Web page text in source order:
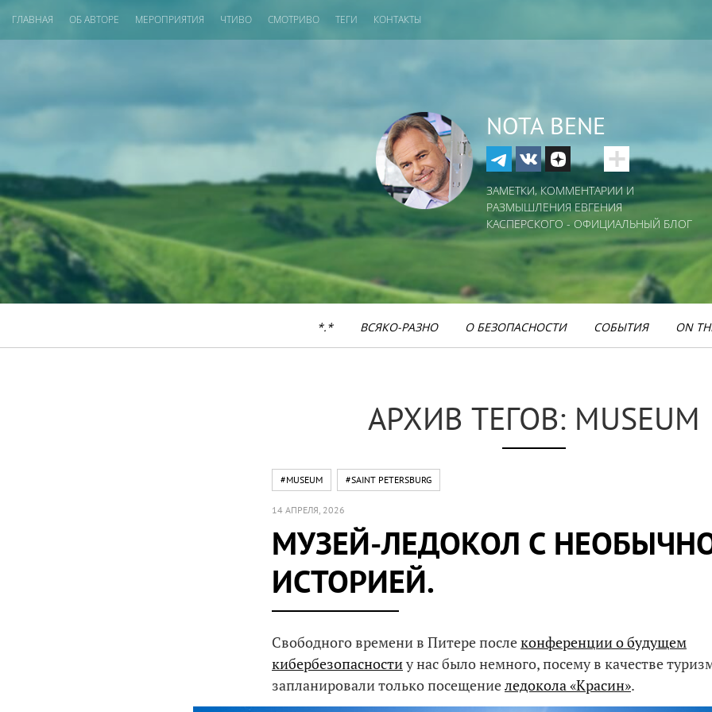
ГЛАВНАЯ ОБ АВТОРЕ МЕРОПРИЯТИЯ ЧТИВО СМОТРИВО ТЕГИ КОНТАКТЫ
NOTA BENE
ЗАМЕТКИ, КОММЕНТАРИИ И
РАЗМЫШЛЕНИЯ ЕВГЕНИЯ
КАСПЕРСКОГО - ОФИЦИАЛЬНЫЙ БЛОГ
*.* ВСЯКО-РАЗНО О БЕЗОПАСНОСТИ СОБЫТИЯ ON
АРХИВ ТЕГОВ: MUSEUM
#MUSEUM #SAINT PETERSBURG
14 АПРЕЛЯ, 2026
МУЗЕЙ-ЛЕДОКОЛ С
ИСТОРИЕЙ.
Свободного времени в Питере послеконференции о будущем
кибербезопасностиу нас было немного, посему в качестве
запланировали только посещениеледокола «Красин».